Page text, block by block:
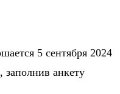
5 сентября 2024
заполнив анкету